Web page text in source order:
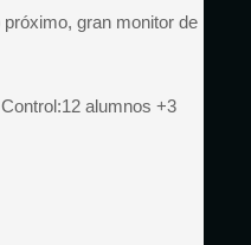
gran monitor de
alumnos +3